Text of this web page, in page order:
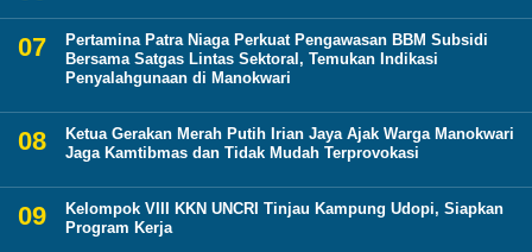
Pertamina Patra Niaga Perkuat Pengawasan BBM Subsidi
Bersama Satgas Lintas Sektoral, Temukan Indikasi
Penyalahgunaan di Manokwari
Ketua Gerakan Merah Putih Irian Jaya Ajak Warga Manokwari
Jaga Kamtibmas dan Tidak Mudah Terprovokasi
Kelompok VIII KKN UNCRI Tinjau Kampung Udopi, Siapkan
Program Kerja